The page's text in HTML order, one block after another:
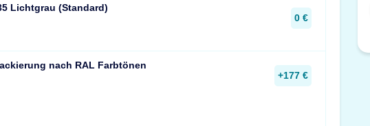
Lichtgrau (Standard)
0 €
nach RAL Farbtönen
+177 €